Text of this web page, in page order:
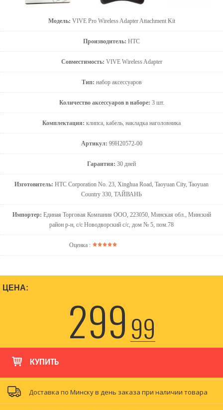
Модель: VIVE Pro Wireless Adapter Attachment Kit
Производитель: HTC
Совместимость: VIVE Wireless Adapter
Тип: набор аксессуаров
Количество аксессуаров в наборе: 3 шт.
Комплектация: клипса, кабель, накладка наголовника
Артикул: 99H20572-00
Гарантия: 30 дней
Изготовитель: HTC Corporation No. 23, Xinghua Road, Taoyuan City, Taoyuan
Country 330, ТАЙВАНЬ
Импортер: Единая Торговая Компания ООО, 223050, Минская обл., Минский
район р-н, с/с Новодворский с/с, дом № 5, пом.78
Оценка :
ЦЕНА:
29999
КУПИТЬ
Доставка по Минску в день заказа при наличии товара